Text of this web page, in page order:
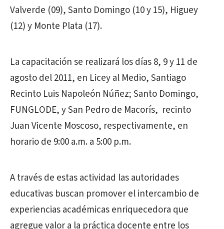
Valverde (09), Santo Domingo (10 y 15), Higuey
(12) y Monte Plata (17).
La capacitación se realizará los días 8, 9 y 11 de
agosto del 2011, en Licey al Medio, Santiago
Recinto Luis Napoleón Núñez; Santo Domingo,
FUNGLODE, y San Pedro de Macorís, recinto
Juan Vicente Moscoso, respectivamente, en
horario de 9:00 a.m. a 5:00 p.m.
A través de estas actividad las autoridades
educativas buscan promover el intercambio de
experiencias académicas enriquecedora que
agregue valor a la práctica docente entre los